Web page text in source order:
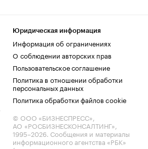
Юридическая информация
Информация об ограничениях
О соблюдении авторских прав
Пользовательское соглашение
Политика в отношении обработки
персональных данных
Политика обработки файлов cookie
© ООО «БИЗНЕСПРЕСС»,
АО «РОСБИЗНЕСКОНСАЛТИНГ»,
1995–2026. Сообщения и материалы
информационного агентства «РБК»